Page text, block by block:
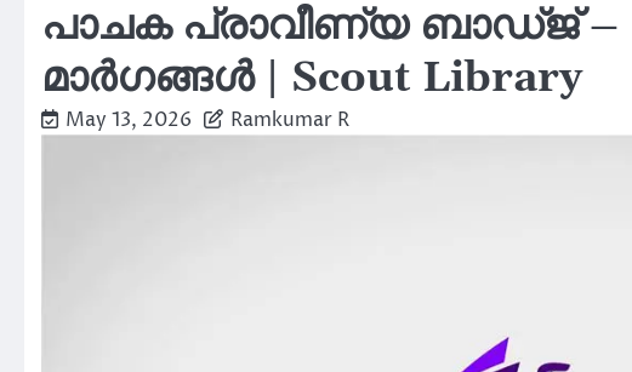
പാചക പ്രാവീണ്യ ബാഡ്ജ് –
മാർഗങ്ങൾ | Scout Library
May 13, 2026 Ramkumar R